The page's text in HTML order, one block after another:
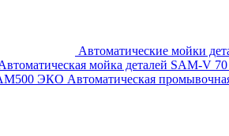
Автоматические мойки
мойка деталей SAM-V 70
ЭКО Автоматическая